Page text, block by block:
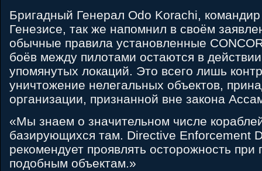
Бригадный Генерал Odo Korachi,
Генезисе, так же напомнил в своём
обычные правила установленные
боёв между пилотами остаются в
упомянутых локаций. Это всего лишь
уничтожение нелегальных объектов,
организации, признанной вне закона
«Мы знаем о значительном числе
базирующихся там. Directive Enforcement
рекомендует проявлять осторожность при
подобным объектам.»